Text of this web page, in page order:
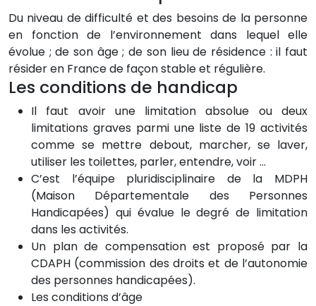
Du niveau de difficulté et des besoins de la personne
en fonction de l’environnement dans lequel elle
évolue ; de son âge ; de son lieu de résidence : il faut
résider en France de façon stable et régulière.
Les conditions de handicap
Il faut avoir une limitation absolue ou deux
limitations graves parmi une liste de 19 activités
comme se mettre debout, marcher, se laver,
utiliser les toilettes, parler, entendre, voir …
C’est l’équipe pluridisciplinaire de la MDPH
(Maison Départementale des Personnes
Handicapées) qui évalue le degré de limitation
dans les activités.
Un plan de compensation est proposé par la
CDAPH (commission des droits et de l’autonomie
des personnes handicapées).
Les conditions d’âge